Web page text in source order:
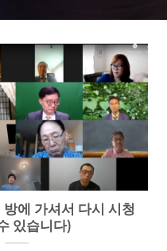
에 가셔서 다시 시청
있습니다)